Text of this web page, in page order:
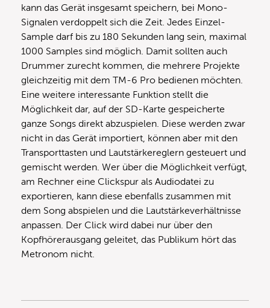
kann das Gerät insgesamt speichern, bei Mono-
Signalen verdoppelt sich die Zeit. Jedes Einzel-
Sample darf bis zu 180 Sekunden lang sein, maximal
1000 Samples sind möglich. Damit sollten auch
Drummer zurecht kommen, die mehrere Projekte
gleichzeitig mit dem TM-6 Pro bedienen möchten.
Eine weitere interessante Funktion stellt die
Möglichkeit dar, auf der SD-Karte gespeicherte
ganze Songs direkt abzuspielen. Diese werden zwar
nicht in das Gerät importiert, können aber mit den
Transporttasten und Lautstärkereglern gesteuert und
gemischt werden. Wer über die Möglichkeit verfügt,
am Rechner eine Clickspur als Audiodatei zu
exportieren, kann diese ebenfalls zusammen mit
dem Song abspielen und die Lautstärkeverhältnisse
anpassen. Der Click wird dabei nur über den
Kopfhörerausgang geleitet, das Publikum hört das
Metronom nicht.